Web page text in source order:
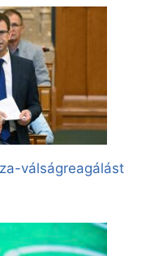
válságreagálást